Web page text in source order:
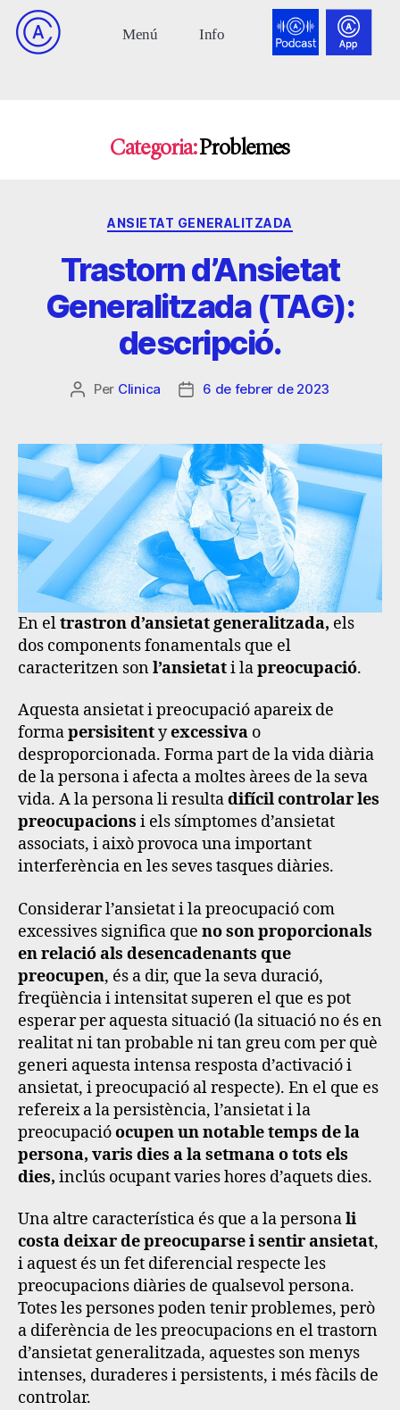
Categoria:Problemes
ANSIETAT GENERALITZADA
Trastorn d’Ansietat
Generalitzada (TAG):
descripció.
Per Clinica 6 de febrer de 2023
En eltrastron d’ansietat generalitzada, els
dos components fonamentals que el
caracteritzen sonl’ansietati lapreocupació.
Aquesta ansietat i preocupació apareix de
formapersisitentyexcessiva o
desproporcionada. Forma part de la vida diària
de la persona i afecta a moltes àrees de la seva
vida. A la persona li resultadifícil controlar les
preocupacions i els símptomes d’ansietat
associats, i això provoca una important
interferència en les seves tasques diàries.
Considerar l’ansietat i la preocupació com
excessives significa que no son proporcionals
en relació als desencadenants que
preocupen, és a dir, que la seva duració,
freqüència i intensitat superen el que es pot
esperar per aquesta situació (la situació no és en
realitat ni tan probable ni tan greu com per què
generi aquesta intensa resposta d’activació i
ansietat, i preocupació al respecte). En el que es
refereix a la persistència, l’ansietat i la
preocupacióocupen un notable temps de la
persona, varis dies a la setmana o tots els
dies, inclús ocupant varies hores d’aquets dies.
Una altre característica és que a la personali
costa deixar de preocuparse i sentir ansietat,
i aquest és un fet diferencial respecte les
preocupacions diàries de qualsevol persona.
Totes les persones poden tenir problemes, però
a diferència de les preocupacions en el trastorn
d’ansietat generalitzada, aquestes son menys
intenses, duraderes i persistents, i més fàcils de
controlar.